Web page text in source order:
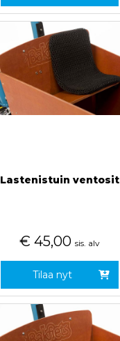
Lastenistuin ventosit
€ 45,00 sis. alv
Tilaa nyt